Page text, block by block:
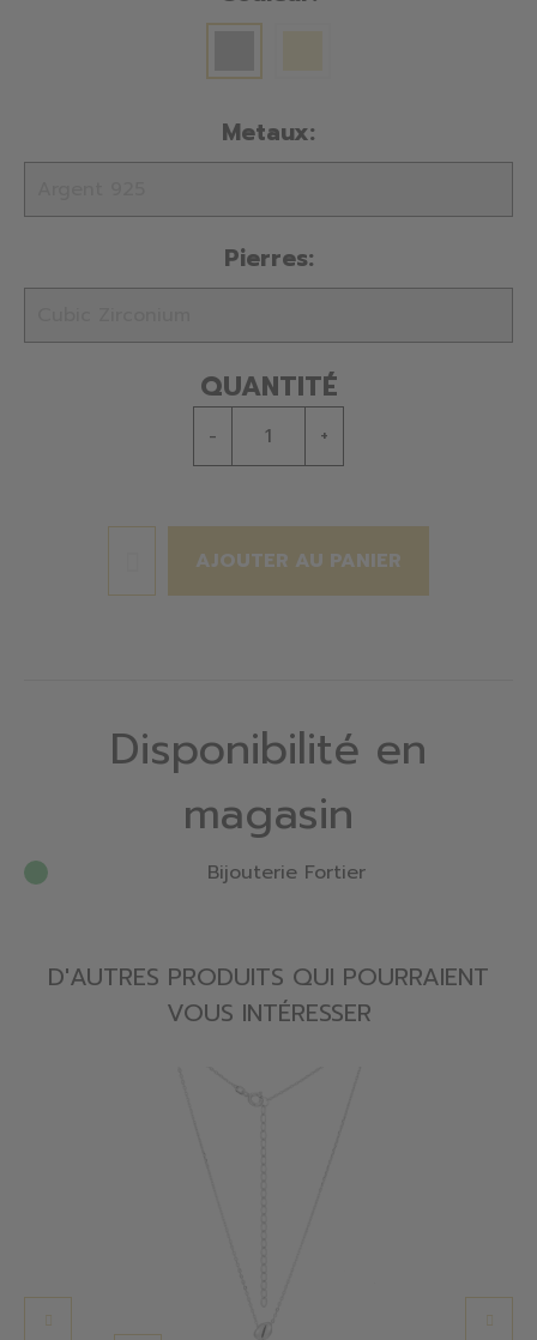
Metaux:
Pierres:
QUANTITÉ
- +
AJOUTER AU PANIER
Disponibilité en
magasin
Bijouterie Fortier
D'AUTRES PRODUITS QUI POURRAIENT
VOUS INTÉRESSER